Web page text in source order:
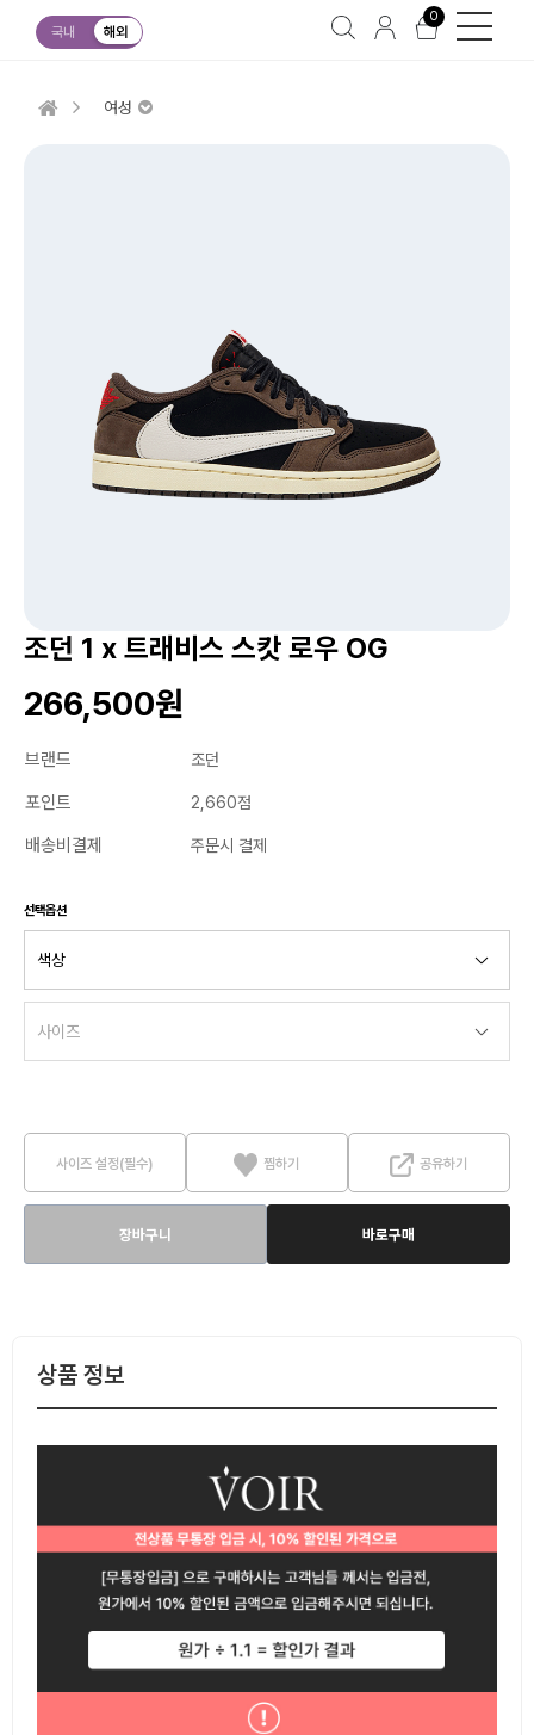
국내 해외
0
여성
조던 1 x 트래비스 스캇 로우 OG
266,500원
브랜드 조던
포인트 2,660점
배송비결제 주문시 결제
선택옵션
사이즈 설정(필수) 찜하기 공유하기
장바구니 바로구매
상품 정보